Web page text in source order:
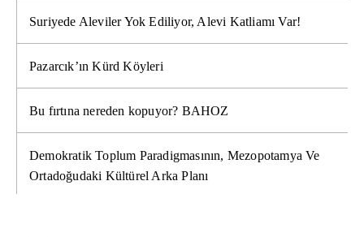
Suriyede Aleviler Yok Ediliyor, Alevi Katliamı Var!
Pazarcık’ın Kürd Köyleri
Bu fırtına nereden kopuyor? BAHOZ
Demokratik Toplum Paradigmasının, Mezopotamya Ve
Ortadoğudaki Kültürel Arka Planı